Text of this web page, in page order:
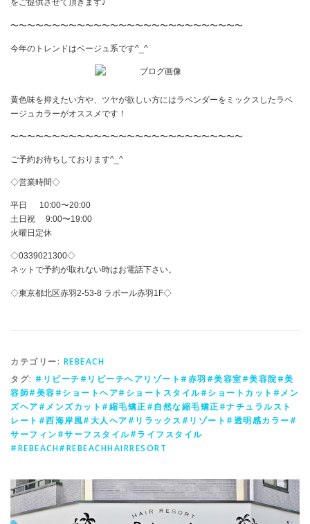
をご提供させて頂きます♪
〜〜〜〜〜〜〜〜〜〜〜〜〜〜〜〜〜〜〜〜〜〜〜〜〜〜〜〜
今年のトレンドはベージュ系です^_^
黄色味を抑えたい方や、ツヤが欲しい方にはラベンダーをミックスしたラベ
ージュカラーがオススメです！
〜〜〜〜〜〜〜〜〜〜〜〜〜〜〜〜〜〜〜〜〜〜〜〜〜〜〜〜
ご予約お待ちしております^_^
◇営業時間◇
平日 10:00〜20:00
土日祝 9:00〜19:00
火曜日定休
◇0339021300◇
ネットで予約が取れない時はお電話下さい。
◇東京都北区赤羽2-53-8 ラポール赤羽1F◇
カテゴリー: REBEACH
タグ: #リビーチ#リビーチヘアリゾート#赤羽#美容室#美容院#美
容師#美容#ショートヘア#ショートスタイル#ショートカット#メン
ズヘア#メンズカット#縮毛矯正#自然な縮毛矯正#ナチュラルスト
レート#西海岸風#大人ヘア#リラックス#リゾート#透明感カラー#
サーフィン#サーフスタイル#ライフスタイル
#REBEACH#REBEACHHAIRRESORT